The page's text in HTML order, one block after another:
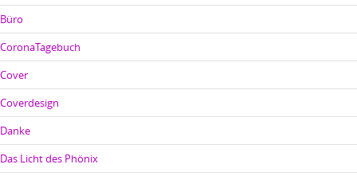
Büro
CoronaTagebuch
Cover
Coverdesign
Danke
Das Licht des Phönix